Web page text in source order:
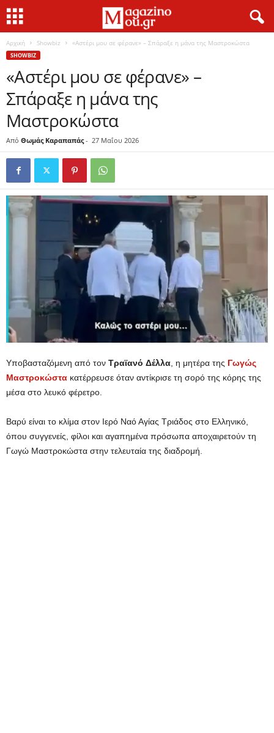
Αρχική Showbiz «Αστέρι μου σε φέρανε» – Σπάραξε η μάνα της Μαστροκώστα
SHOWBIZ
«Αστέρι μου σε φέρανε» –
Σπάραξε η μάνα της
Μαστροκώστα
Από Θωμάς Καραπαπάς- 27 Μαΐου 2026
Υποβασταζόμενη από τον Τραϊανό Δέλλα , η μητέρα της Γωγώς
Μαστροκώστα κατέρρευσε όταν αντίκρισε τη σορό της κόρης της
μέσα στο λευκό φέρετρο.
Βαρύ είναι το κλίμα στον Ιερό Ναό Αγίας Τριάδος στο Ελληνικό,
όπου συγγενείς, φίλοι και αγαπημένα πρόσωπα αποχαιρετούν τη
Γωγώ Μαστροκώστα στην τελευταία της διαδρομή.